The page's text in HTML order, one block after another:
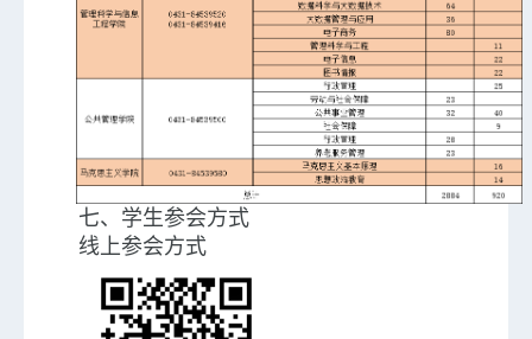
七、学生参会方式
线上参会方式